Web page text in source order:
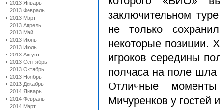
2013 Январь
2013 Февраль
2013 Март
2013 Апрель
2013 Май
2013 Июнь
2013 Июль
2013 Август
2013 Сентябрь
2013 Октябрь
2013 Ноябрь
2013 Декабрь
2014 Январь
2014 Февраль
2014 Март
заключительном
не только
некоторые позиции.
игроков середины
полчаса на поле шла
Отличные
Мичуренков у гостей